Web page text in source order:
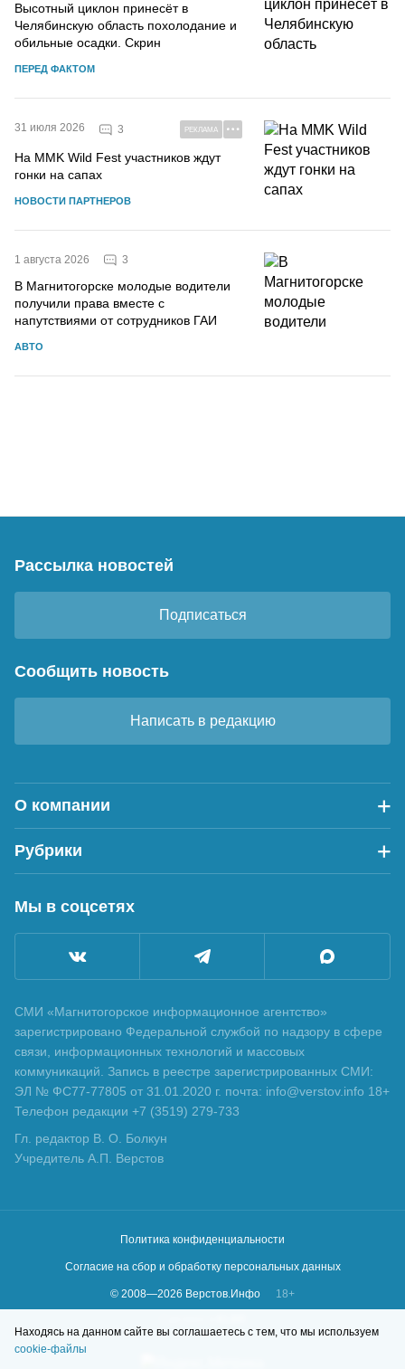
Высотный циклон принесёт в
Челябинскую область похолодание и
обильные осадки. Скрин
ПЕРЕД ФАКТОМ
31 июля 2026 3 РЕКЛАМА
На MMK Wild Fest участников ждут
гонки на сапах
НОВОСТИ ПАРТНЕРОВ
1 августа 2026 3
В Магнитогорске молодые водители
получили права вместе с
напутствиями от сотрудников ГАИ
АВТО
Рассылка новостей
Подписаться
Сообщить новость
Написать в редакцию
О компании
Рубрики
Мы в соцсетях
СМИ «Магнитогорское информационное агентство»
зарегистрировано Федеральной службой по надзору в сфере
связи, информационных технологий и массовых
коммуникаций. Запись в реестре зарегистрированных СМИ:
ЭЛ № ФС77-77805 от 31.01.2020 г. почта: info@verstov.info 18+
Телефон редакции +7 (3519) 279-733
Гл. редактор В. О. Болкун
Учредитель А.П. Верстов
Политика конфиденциальности
Согласие на сбор и обработку персональных данных
© 2008—2026 Верстов.Инфо
18+
Находясь на данном сайте вы соглашаетесь с тем, что мы используем
cookie-файлы